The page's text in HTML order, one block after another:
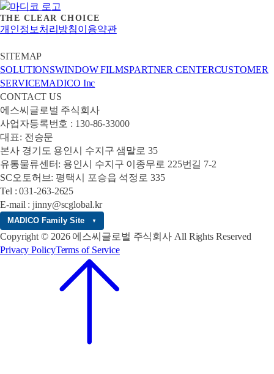
THE CLEAR CHOICE
개인정보처리방침이용약관
SITEMAP
SOLUTIONSWINDOW FILMSPARTNER CENTERCUSTOMER
SERVICEMADICO Inc
CONTACT US
에스씨글로벌 주식회사
사업자등록번호 : 130-86-33000
대표: 전승문
본사 경기도 용인시 수지구 샘말로 35
유통물류센터: 용인시 수지구 이종무로 225번길 7-2
SC오토허브: 평택시 포승읍 석정로 335
Tel : 031-263-2625
E-mail : jinny@scglobal.kr
MADICO Family Site ▼
Copyright © 2026 에스씨글로벌 주식회사 All Rights Reserved
Privacy PolicyTerms of Service